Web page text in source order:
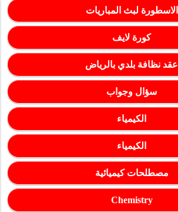
الاسطورة لبث المباريات
كورة لايف
عقد نظافة بلدي بالرياض
سؤال وجواب
الكيمياء
الكيمياء
مصطلحات كيميائية
Chemistry